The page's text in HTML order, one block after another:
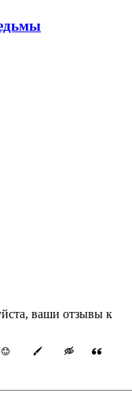
ваши отзывы к